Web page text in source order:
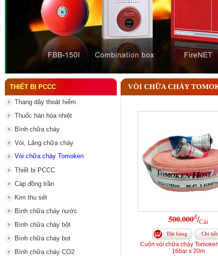
THIẾT BỊ PCCC
Thang dây thoát hiểm
Thuốc hàn hóa nhiệt
Bình chữa cháy
Vòi, Lăng chữa cháy
Vòi chữa cháy Tomoken
Thiết bị PCCC
Cáp đồng trần
Kim thu sét
Bình chữa cháy nước
Bình chữa cháy bột
Bình chữa cháy bọt
Bình chữa cháy CO2
VÒI CHỮA CHÁY
500.000đ/Cái
Đặt hàng Chi tiết
Cuộn vòi chữa cháy
16bar x 20m